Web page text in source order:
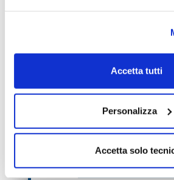
Accetta tutti
Personalizza
Accetta solo
sullaprivacy
Voglio iniziare la